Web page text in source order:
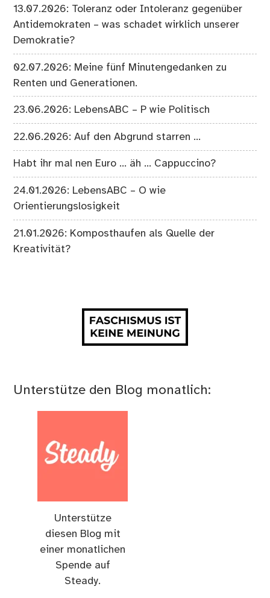
13.07.2026: Toleranz oder Intoleranz gegenüber
Antidemokraten – was schadet wirklich unserer
Demokratie?
02.07.2026: Meine fünf Minutengedanken zu
Renten und Generationen.
23.06.2026: LebensABC – P wie Politisch
22.06.2026: Auf den Abgrund starren …
Habt ihr mal nen Euro … äh … Cappuccino?
24.01.2026: LebensABC – O wie
Orientierungslosigkeit
21.01.2026: Komposthaufen als Quelle der
Kreativität?
Unterstütze den Blog monatlich:
Unterstütze
diesen Blog mit
einer monatlichen
Spende auf
Steady.